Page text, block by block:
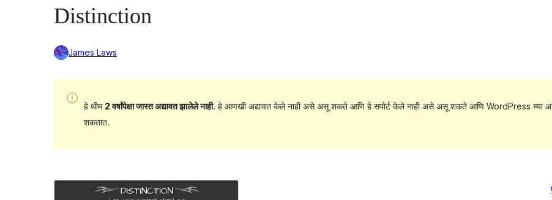
Distinction
James Laws
हे थीम 2 वर्षांपेक्षा जास्त अद्यावत झालेले नाही. हे आणखी अद्यावत केले नाही असे असू शकते आणि हे सपोर्ट केले नाही असे असू शकते आणि WordPress च्या
शकतात.